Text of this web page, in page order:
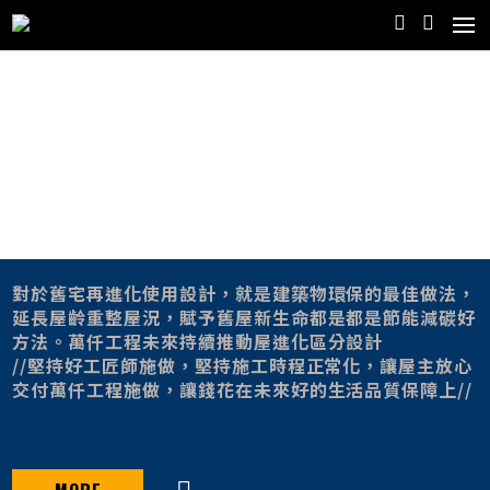
對於舊宅再進化使用設計，就是建築物環保的最佳做法，
延長屋齡重整屋況，賦予舊屋新生命都是都是節能減碳好
方法。萬仟工程未來持續推動屋進化區分設計
//堅持好工匠師施做，堅持施工時程正常化，讓屋主放心
交付萬仟工程施做，讓錢花在未來好的生活品質保障上//